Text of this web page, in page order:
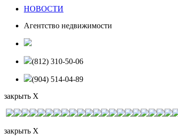
НОВОСТИ
Агентство недвижимости
(812) 310-50-06
(904) 514-04-89
закрыть X
закрыть X